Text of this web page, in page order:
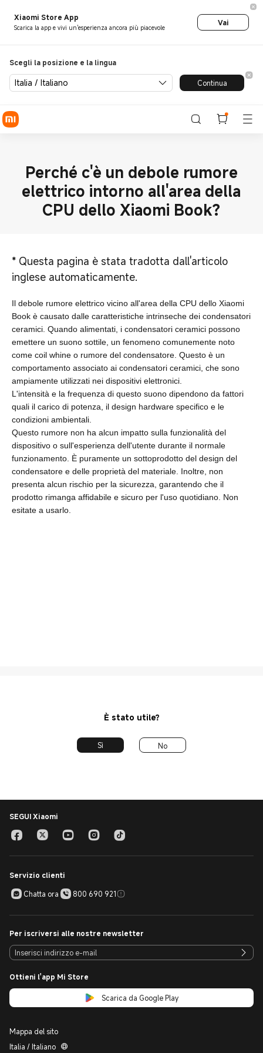
Xiaomi Store App
Scarica la app e vivi un'esperienza ancora più piacevole
Vai
Scegli la posizione e la lingua
Italia / Italiano Continua
Perché c'è un debole rumore
elettrico intorno all'area della
CPU dello Xiaomi Book?
* Questa pagina è stata tradotta dall'articolo
inglese automaticamente.
Il debole rumore elettrico vicino all'area della CPU dello Xiaomi
Book è causato dalle caratteristiche intrinseche dei condensatori
ceramici. Quando alimentati, i condensatori ceramici possono
emettere un suono sottile, un fenomeno comunemente noto
come coil whine o rumore del condensatore. Questo è un
comportamento associato ai condensatori ceramici, che sono
ampiamente utilizzati nei dispositivi elettronici.
L'intensità e la frequenza di questo suono dipendono da fattori
quali il carico di potenza, il design hardware specifico e le
condizioni ambientali.
Questo rumore non ha alcun impatto sulla funzionalità del
dispositivo o sull'esperienza dell'utente durante il normale
funzionamento. È puramente un sottoprodotto del design del
condensatore e delle proprietà del materiale. Inoltre, non
presenta alcun rischio per la sicurezza, garantendo che il
prodotto rimanga affidabile e sicuro per l'uso quotidiano. Non
esitate a usarlo.
È stato utile?
Sì No
SEGUI Xiaomi
Servizio clienti
Chatta ora
800 690 921
Per iscriversi alle nostre newsletter
Ottieni l'app Mi Store
Scarica da Google Play
Mappa del sito
Italia / Italiano